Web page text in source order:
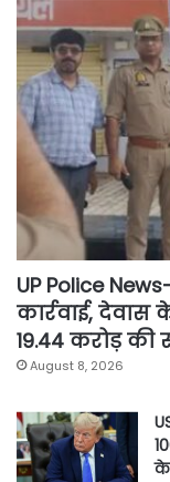
UP Police
कार्रवाई,
19.44 करोड़ की
August 8, 2026
के